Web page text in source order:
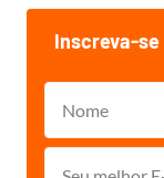
Inscreva-se